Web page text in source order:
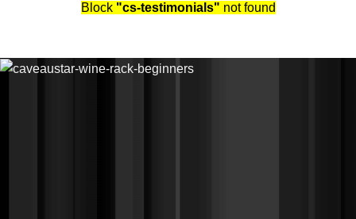
Block "cs-testimonials" not found